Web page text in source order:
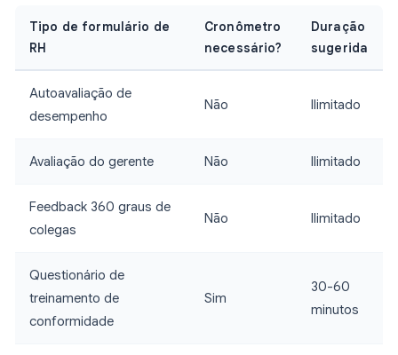
Tipo de formulário de
RH
Cronômetro
necessário?
Duração
sugerida
Autoavaliação de
desempenho
Não Ilimitado
Avaliação do gerente Não Ilimitado
Feedback 360 graus de
colegas
Não Ilimitado
Questionário de
treinamento de
conformidade
Sim
30-60
minutos